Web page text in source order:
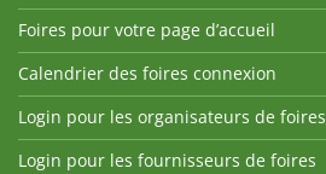
Foires pour votre page d’accueil
Calendrier des foires connexion
Login pour les organisateurs de foires
Login pour les fournisseurs de foires